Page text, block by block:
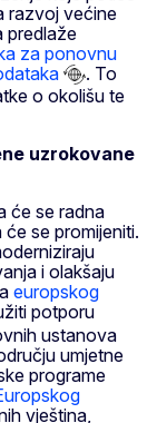
razvoj većine
predlaže
za ponovnu
. To
o okolišu te
uzrokovane
će se radna
se promijeniti.
i olakšaju
europskog
potporu
ustanova
umjetne
programe
vještina,